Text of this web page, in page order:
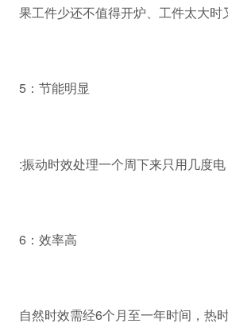
果工件少还不值得开炉、工件太大时
5：节能明显
:振动时效处理一个周下来只用几度
6：效率高
自然时效需经6个月至一年时间，热